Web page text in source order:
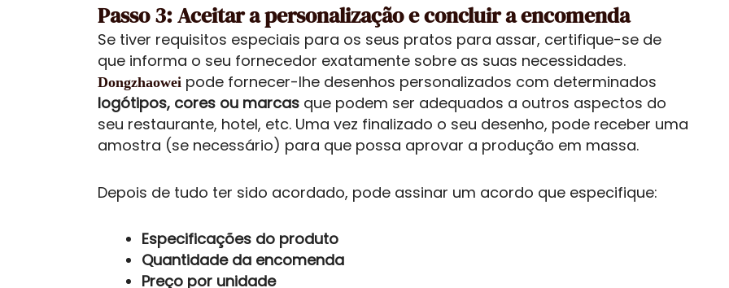
Passo 3: Aceitar a personalização e concluir a encomenda
Se tiver requisitos especiais para os seus pratos para assar, certifique-se de
que informa o seu fornecedor exatamente sobre as suas necessidades.
Dongzhaowei pode fornecer-lhe desenhos personalizados com determinados
logótipos, cores ou marcas que podem ser adequados a outros aspectos do
seu restaurante, hotel, etc. Uma vez finalizado o seu desenho, pode receber uma
amostra (se necessário) para que possa aprovar a produção em massa.
Depois de tudo ter sido acordado, pode assinar um acordo que especifique:
Especificações do produto
Quantidade da encomenda
Preço por unidade